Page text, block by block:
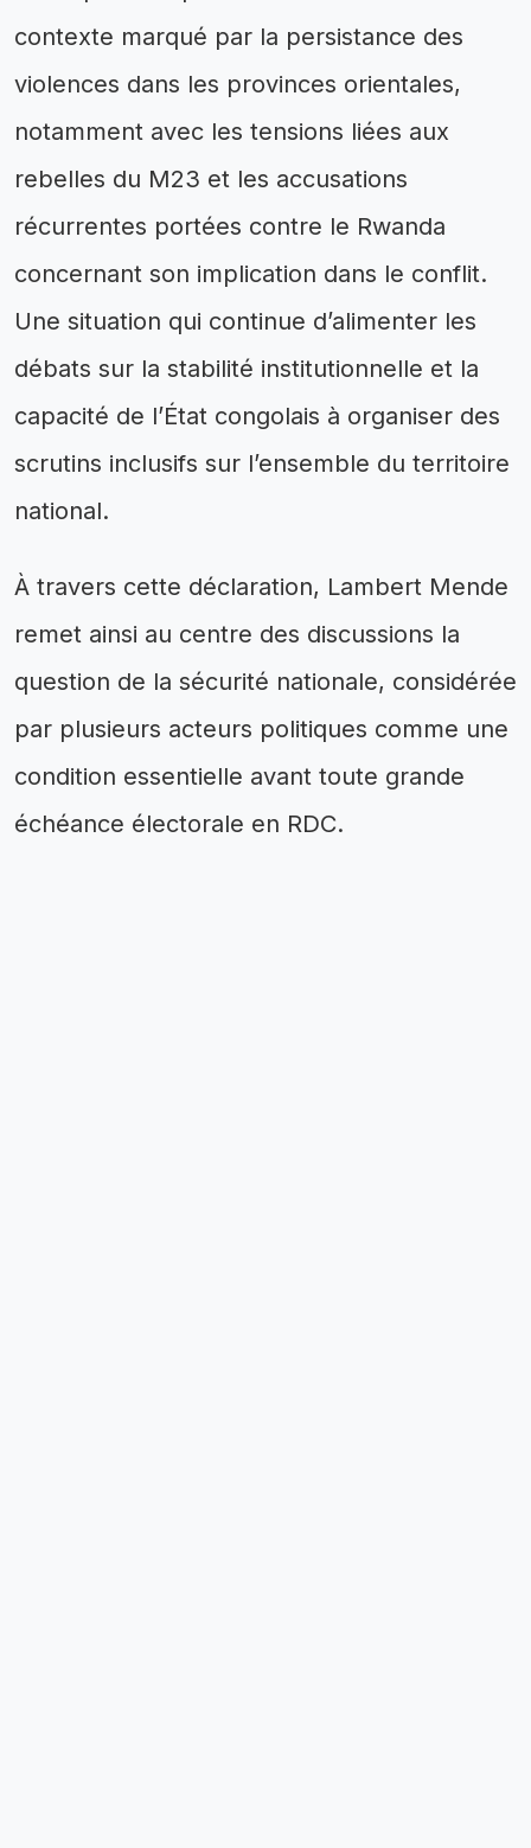
contexte marqué par la persistance des
violences dans les provinces orientales,
notamment avec les tensions liées aux
rebelles du M23 et les accusations
récurrentes portées contre le Rwanda
concernant son implication dans le conflit.
Une situation qui continue d’alimenter les
débats sur la stabilité institutionnelle et la
capacité de l’État congolais à organiser des
scrutins inclusifs sur l’ensemble du territoire
national.
À travers cette déclaration, Lambert Mende
remet ainsi au centre des discussions la
question de la sécurité nationale, considérée
par plusieurs acteurs politiques comme une
condition essentielle avant toute grande
échéance électorale en RDC.